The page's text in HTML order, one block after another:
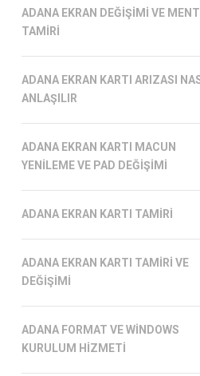
ADANA EKRAN DEĞIŞIMI VE
TAMIRI
ADANA EKRAN KARTI ARIZASI
ANLAŞILIR
ADANA EKRAN KARTI MACUN
YENILEME VE PAD DEĞIŞIMI
ADANA EKRAN KARTI TAMIRI
ADANA EKRAN KARTI TAMIRI VE
DEĞIŞIMI
ADANA FORMAT VE WINDOWS
KURULUM HIZMETI